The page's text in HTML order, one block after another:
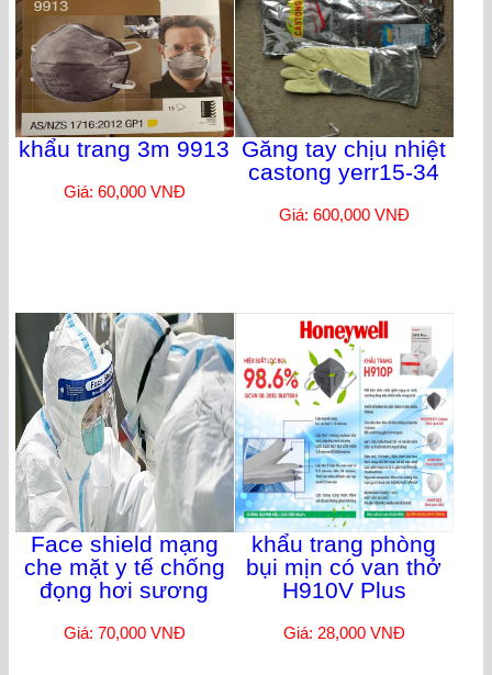
khẩu trang 3m 9913
Giá: 60,000 VNĐ
Găng tay chịu nhiệt
castong yerr15-34
Giá: 600,000 VNĐ
Face shield mạng
che mặt y tế chống
đọng hơi sương
Giá: 70,000 VNĐ
khẩu trang phòng
bụi mịn có van thở
H910V Plus
Giá: 28,000 VNĐ